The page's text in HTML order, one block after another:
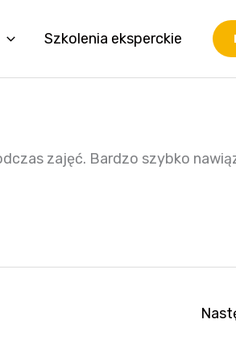
Szkolenia eksperckie
zajęć. Bardzo szybko